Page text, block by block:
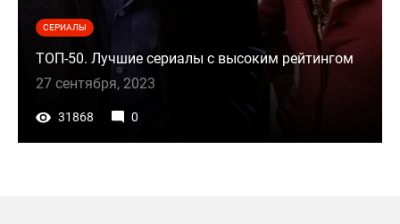
СЕРИАЛЫ
ТОП-50. Лучшие сериалы с высоким рейтингом
27 сентября, 2023
31868 0